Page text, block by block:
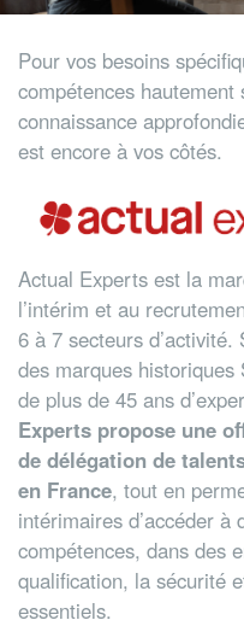
Pour vos besoins
compétences hautement
connaissance
est encore à vos côtés.
Actual Experts est la
l’intérim et au
6 à 7 secteurs d’activité.
des marques
de plus de 45 ans
Experts propose une
de délégation de
en France, tout en
intérimaires d’accéder
compétences, dans des
qualification, la sécurité
essentiels.